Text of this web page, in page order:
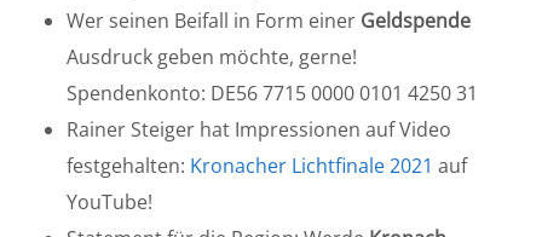
Wer seinen Beifall in Form einer Geldspende
Ausdruck geben möchte, gerne!
Spendenkonto: DE56 7715 0000 0101 4250 31
Rainer Steiger hat Impressionen auf Video
festgehalten: Kronacher Lichtfinale 2021 auf
YouTube!